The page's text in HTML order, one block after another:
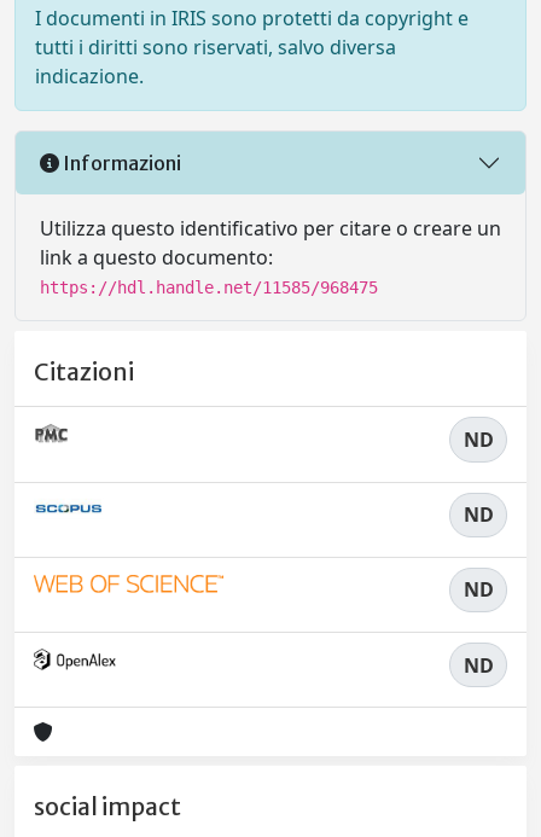
I documenti in IRIS sono protetti da copyright e
tutti i diritti sono riservati, salvo diversa
indicazione.
Informazioni
Utilizza questo identificativo per citare o creare un
link a questo documento:
https://hdl.handle.net/11585/968475
Citazioni
ND
ND
ND
ND
social impact